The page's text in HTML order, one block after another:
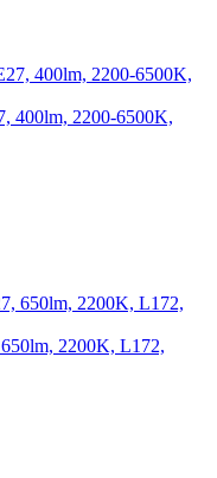
400lm, 2200-6500K,
2200K, L172,